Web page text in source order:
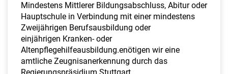
Mindestens Mittlerer Bildungsabschluss, Abitur oder
Hauptschule in Verbindung mit einer mindestens
Zweijährigen Berufsausbildung oder
einjährigen Kranken- oder
Altenpflegehilfeausbildung.enötigen wir eine
amtliche Zeugnisanerkennung durch das